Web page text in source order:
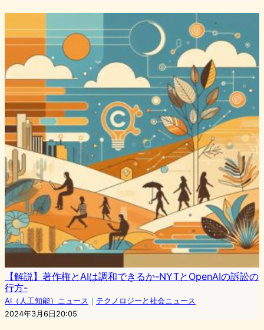
【解説】著作権とAIは調和できるか-NYTとOpenAIの訴訟の
行方-
AI（人工知能）ニュース ｜ テクノロジーと社会ニュース
2024年3月6日20:05